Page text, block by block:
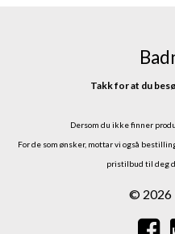
Takk for at du
Dersom du ikke finner
For de som ønsker, mottar vi også
pristilbud til deg
© 2026